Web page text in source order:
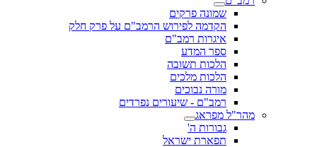
שמונה פרקים
הקדמה לפירוש הרמב"ם על פרק חלק
איגרות רמב"ם
ספר המדע
הלכות תשובה
הלכות מלכים
מורה נבוכים
רמב"ם - שיעורים נפרדים
מהר"ל מפראג
גבורות ה'
תפארת ישראל